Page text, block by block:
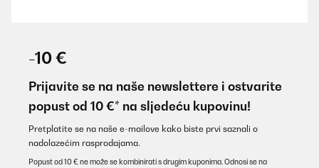
-10 €
Prijavite se na naše newslettere i ostvarite
popust od 10 €* na sljedeću kupovinu!
Pretplatite se na naše e-mailove kako biste prvi saznali o
nadolazećim rasprodajama.
Popust od 10 € ne može se kombinirati s drugim kuponima. Odnosi se na